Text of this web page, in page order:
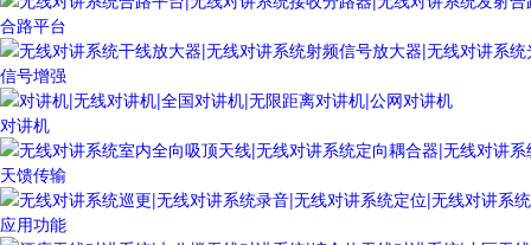
合路平台
信号增强
对讲机
天馈传输
应用功能